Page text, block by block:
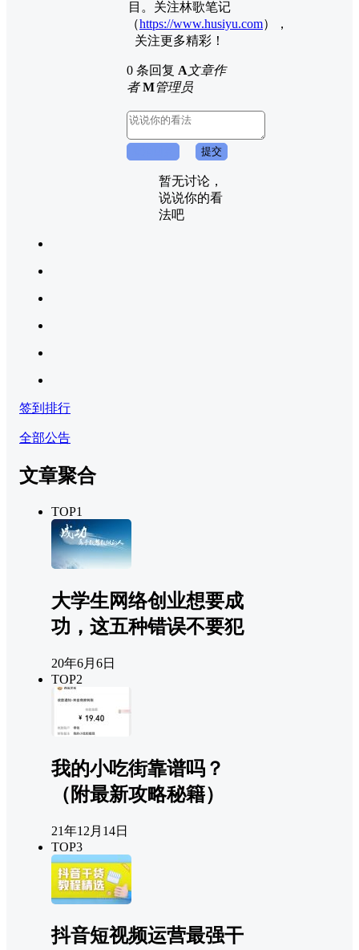
目。关注林歌笔记
（https://www.husiyu.com），
关注更多精彩！
0 条回复 A文章作
者 M管理员
提交
暂无讨论，
说说你的看
法吧
签到排行
全部公告
文章聚合
TOP1
大学生网络创业想要成
功，这五种错误不要犯
20年6月6日
TOP2
我的小吃街靠谱吗？
（附最新攻略秘籍）
21年12月14日
TOP3
抖音短视频运营最强干